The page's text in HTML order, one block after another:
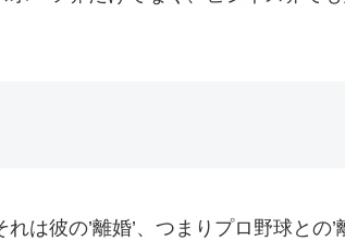
は彼の’離婚’、つまりプロ野球との’